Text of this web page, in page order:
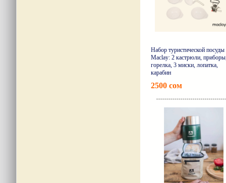
Набор туристической посуды
Maclay: 2 кастрюли,
горелка, 3 миски, лопатка,
карабин
2500 сом